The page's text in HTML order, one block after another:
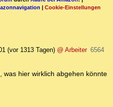
| Cookie-Einstellungen
(vor 1313 Tagen) @ Arbeiter 6564
was hier wirklich abgehen könnte